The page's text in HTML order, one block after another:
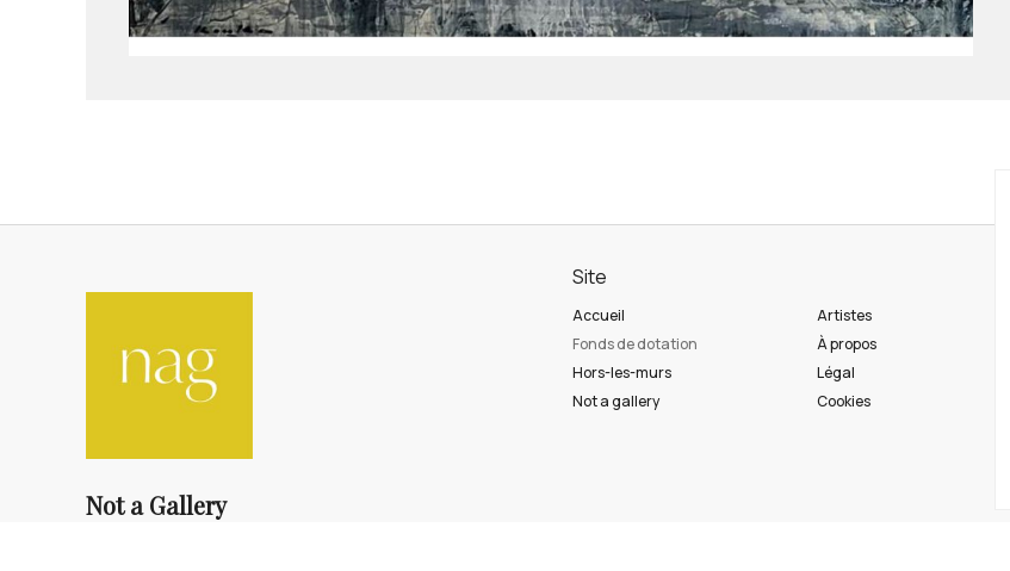
Not a Gallery
Site
Accueil
Fonds de dotation
Hors-les-murs
Not a gallery
Artistes
À propos
Légal
Cookies